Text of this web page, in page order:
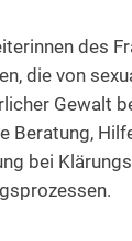
des
die von
Gewalt
Beratung,
bei